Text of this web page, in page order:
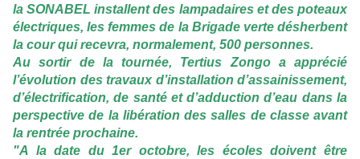
la SONABEL installent des lampadaires et des poteaux
électriques, les femmes de la Brigade verte désherbent
la cour qui recevra, normalement, 500 personnes.
Au sortir de la tournée, Tertius Zongo a apprécié
l’évolution des travaux d’installation d’assainissement,
d’électrification, de santé et d’adduction d’eau dans la
perspective de la libération des salles de classe avant
la rentrée prochaine.
"A la date du 1er octobre, les écoles doivent être